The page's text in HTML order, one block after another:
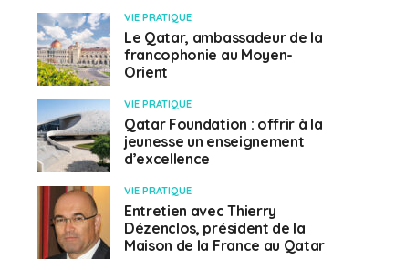
VIE PRATIQUE
Le Qatar, ambassadeur de la
francophonie au Moyen-
Orient
VIE PRATIQUE
Qatar Foundation : offrir à la
jeunesse un enseignement
d’excellence
VIE PRATIQUE
Entretien avec Thierry
Dézenclos, président de la
Maison de la France au Qatar